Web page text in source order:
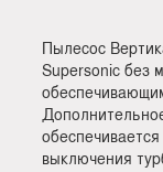
Пылесос
Supersonic без
выключения